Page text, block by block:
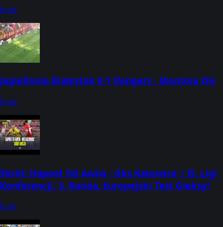
6 sie
Jagiellonia Białystok 0-1 Rangers - Montoia OG
6 sie
Skrót: Hapoel Tel Awiw - Gks Katowice | El. Ligi
Konferencji, 3. Runda. Europejski Test Gieksy!
6 sie